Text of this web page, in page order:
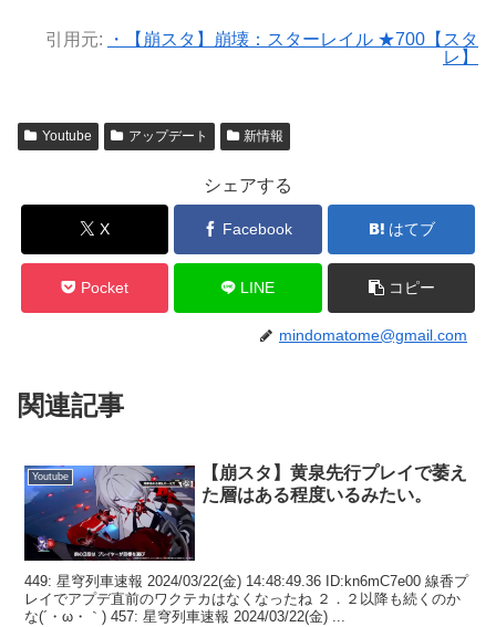
引用元:
・【崩スタ】崩壊：スターレイル ★700【スタ
レ】
Youtube アップデート 新情報
シェアする
X Facebook はてブ
Pocket LINE コピー
mindomatome@gmail.com
関連記事
Youtube
【崩スタ】黄泉先行プレイで萎え
た層はある程度いるみたい。
449: 星穹列車速報 2024/03/22(金) 14:48:49.36 ID:kn6mC7e00 線香プ
レイでアプデ直前のワクテカはなくなったね ２．２以降も続くのか
な(´・ω・｀) 457: 星穹列車速報 2024/03/22(金) ...